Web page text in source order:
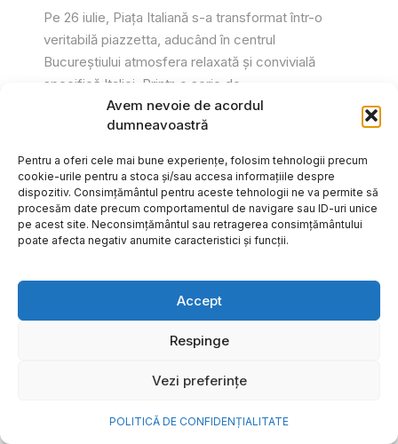
Avem nevoie de acordul
dumneavoastră
Pentru a oferi cele mai bune experiențe, folosim tehnologii precum
cookie-urile pentru a stoca și/sau accesa informațiile despre
dispozitiv. Consimțământul pentru aceste tehnologii ne va permite să
procesăm date precum comportamentul de navigare sau ID-uri unice
pe acest site. Neconsimțământul sau retragerea consimțământului
poate afecta negativ anumite caracteristici și funcții.
Accept
Respinge
Vezi preferințe
POLITICĂ DE CONFIDENȚIALITATE
Pe 26 iulie, Piața Italiană s-a transformat într-o
veritabilă piazzetta, aducând în centrul
Bucureștiului atmosfera relaxată și convivială
specifică Italiei. Printr-o serie de...
Gabriel Barliga
frumoase amintiri ale verii într-